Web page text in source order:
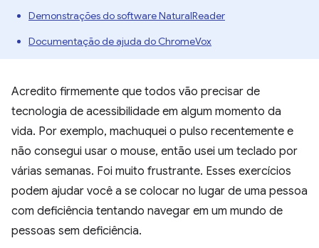
Demonstrações do software NaturalReader
Documentação de ajuda do ChromeVox
Acredito firmemente que todos vão precisar de
tecnologia de acessibilidade em algum momento da
vida. Por exemplo, machuquei o pulso recentemente e
não consegui usar o mouse, então usei um teclado por
várias semanas. Foi muito frustrante. Esses exercícios
podem ajudar você a se colocar no lugar de uma pessoa
com deficiência tentando navegar em um mundo de
pessoas sem deficiência.